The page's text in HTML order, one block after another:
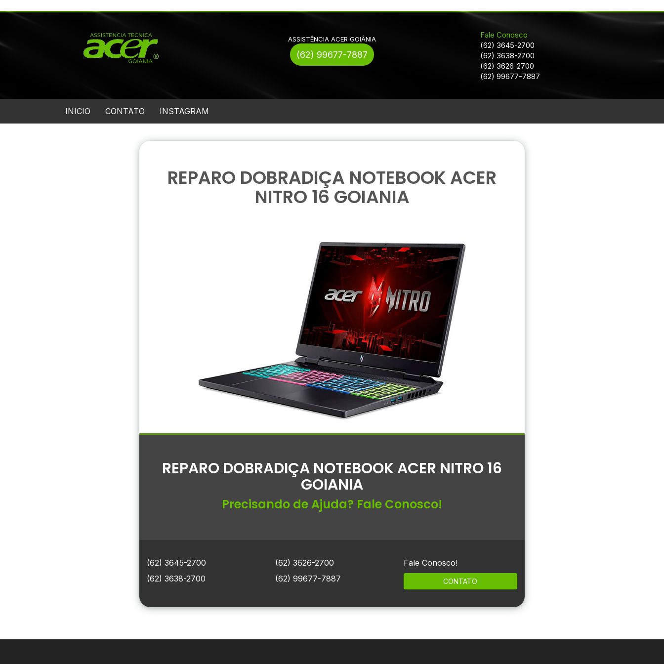
ASSISTÊNCIA ACER GOIÂNIA
(62) 99677-7887
Fale Conosco
(62) 3645-2700
(62) 3638-2700
(62) 3626-2700
(62) 99677-7887
INICIO CONTATO INSTAGRAM
REPARO DOBRADIÇA NOTEBOOK ACER
NITRO 16 GOIANIA
REPARO DOBRADIÇA NOTEBOOK ACER NITRO 16
GOIANIA
Precisando de Ajuda? Fale Conosco!
(62) 3645-2700
(62) 3638-2700
(62) 3626-2700
(62) 99677-7887
Fale Conosco!
CONTATO